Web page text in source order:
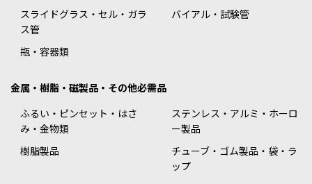
スライドグラス・セル・ガラ
ス管
バイアル・試験管
瓶・容器類
金属・樹脂・磁製品・その他必需品
ふるい・ピンセット・はさ
み・金物類
ステンレス・アルミ・ホーロ
ー製品
樹脂製品
チューブ・ゴム製品・袋・ラ
ップ